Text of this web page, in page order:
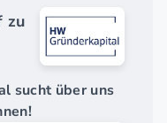
zu
sucht über uns